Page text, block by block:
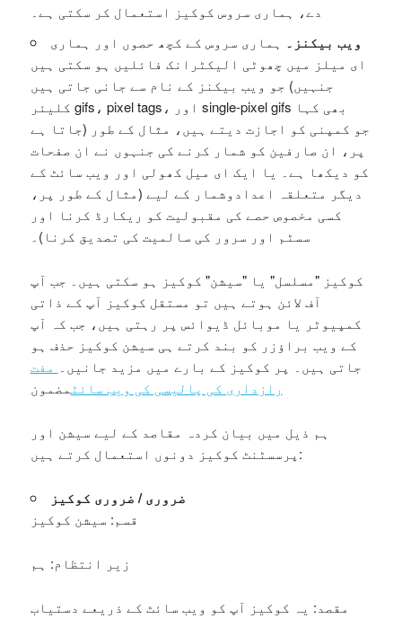
دے، ہماری سروس کوکیز استعمال کر سکتی ہے۔
ویب بیکنز۔ ہماری سروس کے کچھ حصوں اور ہماری
ای میلز میں چھوٹی الیکٹرانک فائلیں ہو سکتی ہیں
جو ویب بیکنز کے نام سے جانی جاتی ہیں (جنہیں
کلیئر gifs، pixel tags، اور single-pixel gifs بھی کہا
جاتا ہے) جو کمپنی کو اجازت دیتے ہیں، مثال کے طور
پر، ان صارفین کو شمار کرنے کی جنہوں نے ان صفحات
کو دیکھا ہے۔ یا ایک ای میل کھولی اور ویب سائٹ کے
دیگر متعلقہ اعدادوشمار کے لیے (مثال کے طور پر،
کسی مخصوص حصے کی مقبولیت کو ریکارڈ کرنا اور
سسٹم اور سرور کی سالمیت کی تصدیق کرنا)۔
کوکیز "مسلسل" یا "سیشن" کوکیز ہو سکتی ہیں۔ جب آپ
آف لائن ہوتے ہیں تو مستقل کوکیز آپ کے ذاتی
کمپیوٹر یا موبائل ڈیوائس پر رہتی ہیں، جب کہ آپ
کے ویب براؤزر کو بند کرتے ہی سیشن کوکیز حذف ہو
جاتی ہیں۔ پر کوکیز کے بارے میں مزید جانیں۔
مفت
رازداری کی پالیسی کی ویب سائٹ مضمون
ہم ذیل میں بیان کردہ مقاصد کے لیے سیشن اور
پرسسٹنٹ کوکیز دونوں استعمال کرتے ہیں:
ضروری / ضروری کوکیز
قسم: سیشن کوکیز
زیر انتظام: ہم
مقصد: یہ کوکیز آپ کو ویب سائٹ کے ذریعے دستیاب